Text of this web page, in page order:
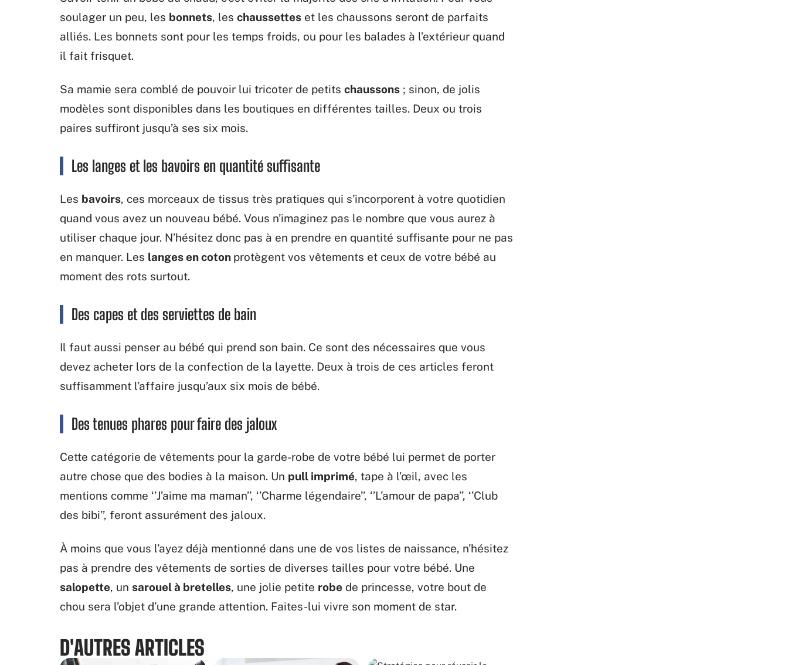
soulager un peu, les bonnets, les chaussettes et les chaussons seront de parfaits
alliés. Les bonnets sont pour les temps froids, ou pour les balades à l’extérieur quand
il fait frisquet.
Sa mamie sera comblé de pouvoir lui tricoter de petits chaussons ; sinon, de jolis
modèles sont disponibles dans les boutiques en différentes tailles. Deux ou trois
paires suffiront jusqu’à ses six mois.
Les langes et les bavoirs en quantité suffisante
Les bavoirs, ces morceaux de tissus très pratiques qui s’incorporent à votre quotidien
quand vous avez un nouveau bébé. Vous n’imaginez pas le nombre que vous aurez à
utiliser chaque jour. N’hésitez donc pas à en prendre en quantité suffisante pour ne pas
en manquer. Les langes en coton protègent vos vêtements et ceux de votre bébé au
moment des rots surtout.
Des capes et des serviettes de bain
Il faut aussi penser au bébé qui prend son bain. Ce sont des nécessaires que vous
devez acheter lors de la confection de la layette. Deux à trois de ces articles feront
suffisamment l’affaire jusqu’aux six mois de bébé.
Des tenues phares pour faire des jaloux
Cette catégorie de vêtements pour la garde-robe de votre bébé lui permet de porter
autre chose que des bodies à la maison. Un pull imprimé, tape à l’œil, avec les
mentions comme ‘’J’aime ma maman’’, ‘’Charme légendaire’’, ‘’L’amour de papa’’, ‘’Club
des bibi’’, feront assurément des jaloux.
À moins que vous l’ayez déjà mentionné dans une de vos listes de naissance, n’hésitez
pas à prendre des vêtements de sorties de diverses tailles pour votre bébé. Une
salopette, un sarouel à bretelles, une jolie petite robe de princesse, votre bout de
chou sera l’objet d’une grande attention. Faites-lui vivre son moment de star.
D'AUTRES ARTICLES